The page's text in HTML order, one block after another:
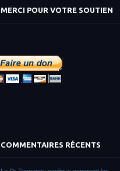
MERCI POUR VOTRE SOUTIEN
COMMENTAIRES RÉCENTS